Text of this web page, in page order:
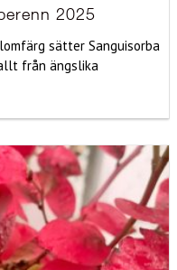
2025
sätter Sanguisorba
från ängslika